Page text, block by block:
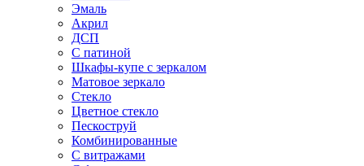
Эмаль
Акрил
ДСП
С патиной
Шкафы-купе с зеркалом
Матовое зеркало
Стекло
Цветное стекло
Пескоструй
Комбинированные
С витражами